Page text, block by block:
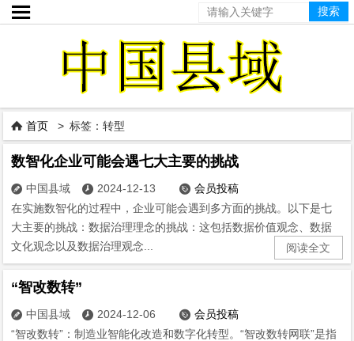

 首页 > 标签：转型
数智化企业可能会遇七大主要的挑战
 中国县域  2024-12-13  会员投稿
在实施数智化的过程中，企业可能会遇到多方面的挑战。以下是七
大主要的挑战：‌数据治理理念的挑战‌：这包括数据价值观念、数据
文化观念以及数据治理观念...
阅读全文
“智改数转”
 中国县域  2024-12-06  会员投稿
“智改数转”：制造业智能化改造和数字化转型。“智改数转网联”是指